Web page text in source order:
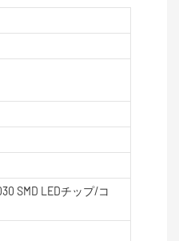
SMD LEDチップ/コ